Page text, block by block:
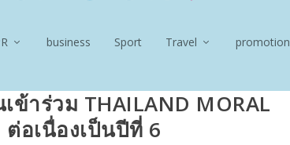
business Sport Travel promotion
าร่วม THAILAND MORAL
ต่อเนื่องเป็นปีที่ 6